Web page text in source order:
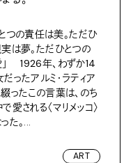
つの責任は美。ただひ
は夢。ただひとつの
」 1926年、わずか14
ったアルミ・ラティア
ったこの言葉は、のち
愛される〈マリメッコ〉
た。...
ART